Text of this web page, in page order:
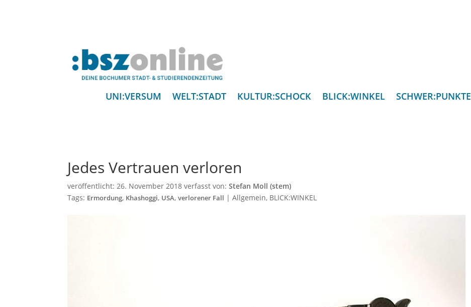
UNI:VERSUM WELT:STADT KULTUR:SCHOCK BLICK:WINKEL SCHWER:PUNKTE
Jedes Vertrauen verloren
veröffentlicht:26. November 2018 verfasst von:Stefan Moll (stem)
Tags: Ermordung, Khashoggi, USA,verlorener Fall |Allgemein, BLICK:WINKEL